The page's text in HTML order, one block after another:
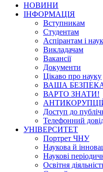
НОВИНИ
ІНФОРМАЦІЯ
Вступникам
Студентам
Аспірантам і
Викладачам
Вакансії
Документи
Цікаво про науку
ВАША
ВАРТО ЗНАТИ!
Доступ до
Телефонний
УНІВЕРСИТЕТ
Портрет ЧНУ
Наукова й
Наукові
Освітня